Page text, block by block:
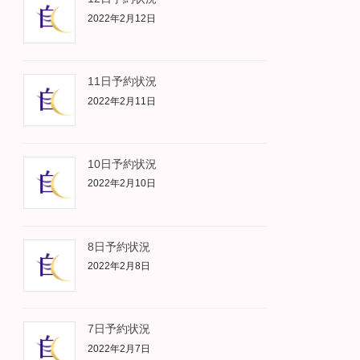
2022年2月12日
11日予約状況
2022年2月11日
10日予約状況
2022年2月10日
8日予約状況
2022年2月8日
7日予約状況
2022年2月7日